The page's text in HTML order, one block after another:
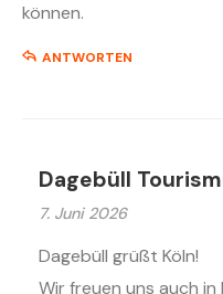
können.
ANTWORTEN
Dagebüll
7. Juni 2026
Dagebüll grüßt Köln!
Wir freuen uns auch